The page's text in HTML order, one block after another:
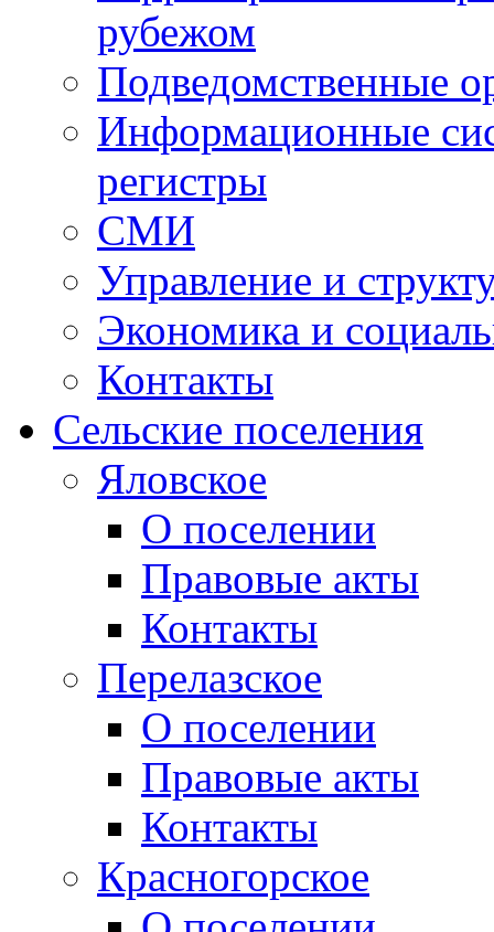
рубежом
Подведомственные
Информационные
регистры
СМИ
Управление и
Экономика и
Контакты
Сельские поселения
Яловское
О поселении
Правовые акты
Контакты
Перелазское
О поселении
Правовые акты
Контакты
Красногорское